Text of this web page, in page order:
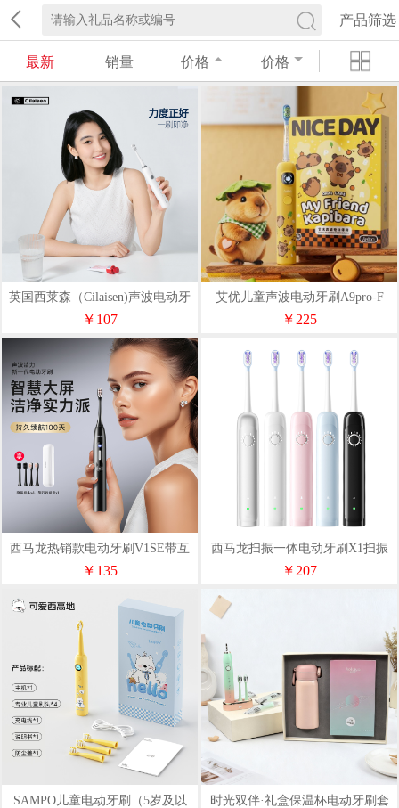
产品筛选
最新 销量 价格 价格
英国西莱森（Cilaisen)声波电动牙
刷CP-T9
￥107
艾优儿童声波电动牙刷A9pro-F
￥225
西马龙热销款电动牙刷V1SE带互
动灯
￥135
西马龙扫振一体电动牙刷X1扫振
同款
￥207
SAMPO儿童电动牙刷（5岁及以
时光双伴·礼盒保温杯电动牙刷套